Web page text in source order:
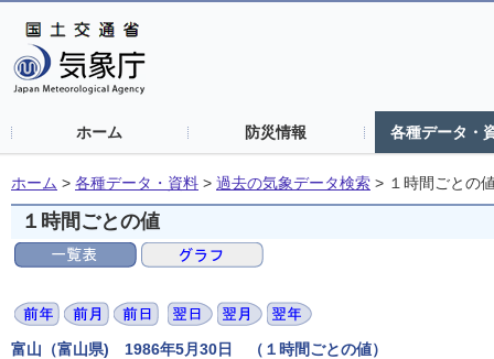
ホーム 防災情報 各種データ・
ホーム > 各種データ・資料 > 過去の気象データ検索 > １時間ごとの
１時間ごとの値
富山（富山県) 1986年5月30日 （１時間ごとの値）